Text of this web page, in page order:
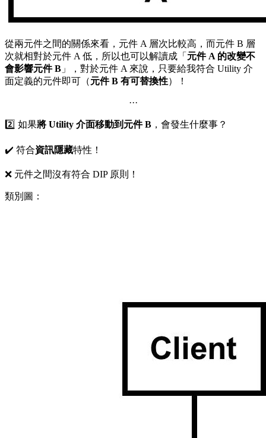
從兩元件之間的關係來看，元件 A 層次比較高，而元件 B 層
次就相對於元件 A 低，所以也可以解讀成「 元件 A 的改變不
會影響元件 B 」，對於元件 A 來說，只要給我符合 Utility 介
面定義的元件即可（元件 B 有可替換性）！
···
2️⃣ 如果將 Utility 介面移動到元件 B ，會發生什麼事？
✔️ 符合資訊隱藏特性！
❌ 元件之間沒有符合 DIP 原則！
類別圖：